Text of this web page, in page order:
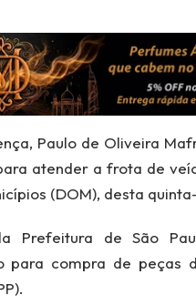
Paulo de Oliveira
atender a frota de
(DOM), desta
Prefeitura de São
para compra de peças